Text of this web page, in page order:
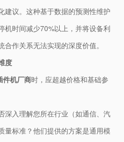
建议。这种基于数据的预测性维护
机时间减少70%以上，并将设备利
作关系无法实现的深度价值。
度
件机厂商时，应超越价格和基础参
深入理解您所在行业（如通信、汽
量标准？他们提供的方案是通用模